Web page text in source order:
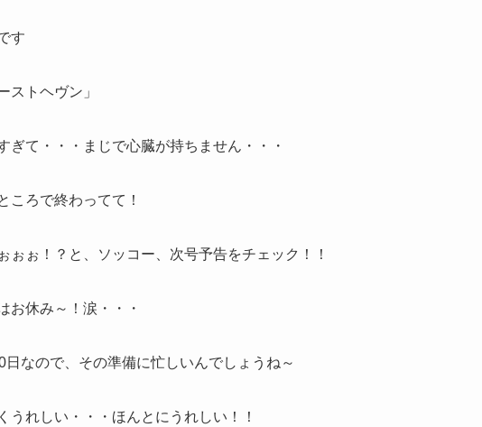
す
ストヘヴン」
ぎて・・・まじで心臓が持ちません・・・
ころで終わってて！
ぉぉ！？と、ソッコー、次号予告をチェック！！
お休み～！涙・・・
日なので、その準備に忙しいんでしょうね～
うれしい・・・ほんとにうれしい！！